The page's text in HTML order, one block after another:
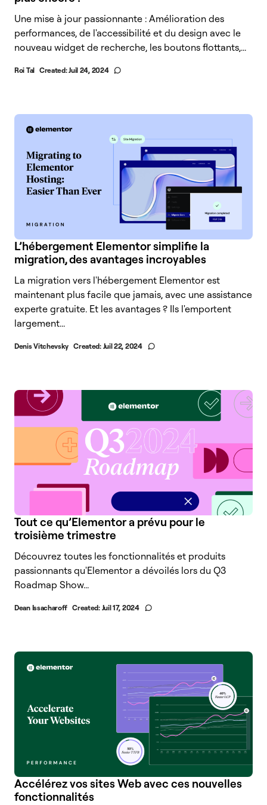
Une mise à jour passionnante : Amélioration des
performances, de l'accessibilité et du design avec le
nouveau widget de recherche, les boutons flottants,...
Roi Tal Created:Juil 24, 2024
L’hébergement Elementor simplifie la
migration, des avantages incroyables
La migration vers l'hébergement Elementor est
maintenant plus facile que jamais, avec une assistance
experte gratuite. Et les avantages ? Ils l'emportent
largement...
Denis Vitchevsky Created: Juil 22, 2024
Tout ce qu’Elementor a prévu pour le
troisième trimestre
Découvrez toutes les fonctionnalités et produits
passionnants qu'Elementor a dévoilés lors du Q3
Roadmap Show...
Dean Issacharoff Created: Juil 17, 2024
Accélérez vos sites Web avec ces nouvelles
fonctionnalités